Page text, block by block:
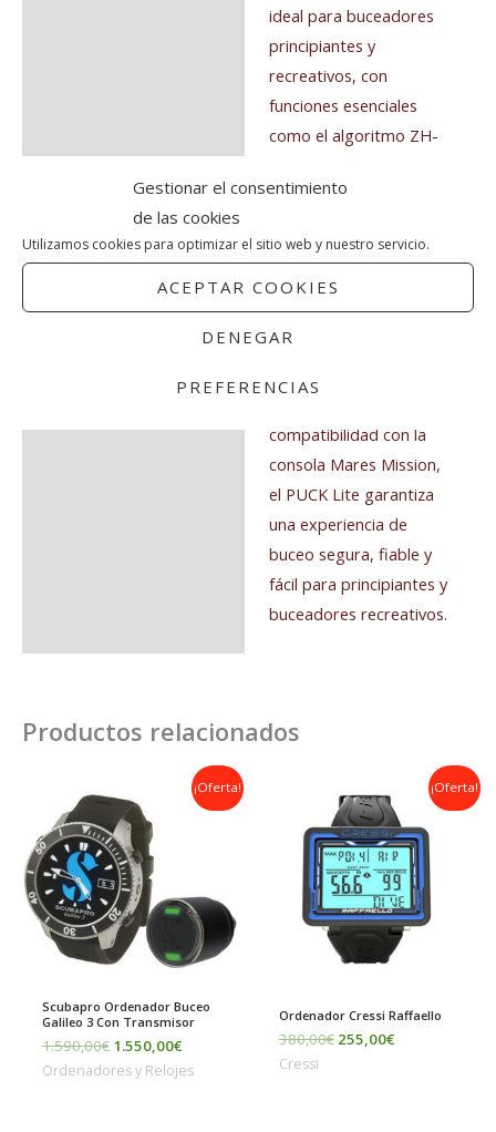
Gestionar el consentimiento
de las cookies
Utilizamos cookies para optimizar el sitio web y nuestro servicio.
ACEPTAR COOKIES
DENEGAR
PREFERENCIAS
ideal para buceadores
principiantes y
recreativos, con
funciones esenciales
como el algoritmo ZH-
gradiente,
nitrox, pantalla de alta
definición, conectividad
Bluetooth y batería
reemplazable. Con
compatibilidad con la
consola Mares Mission,
el PUCK Lite garantiza
una experiencia de
buceo segura, fiable y
fácil para principiantes y
buceadores recreativos.
Productos relacionados
¡Oferta!
Scubapro Ordenador Buceo
Galileo 3 Con Transmisor
1.590,00€
precio
original
era:
1.590,00€.
1.550,00€
El
precio
actual
Ordenadores y Relojes
¡Oferta!
Ordenador Cressi Raffaello
380,00€
precio
original
era:
380,00€.
255,00€
precio
actual
es:
255,00€.
Cressi